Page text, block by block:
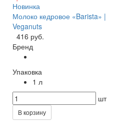
Новинка
Молоко кедровое «Barista» |
Veganuts
416 руб.
Бренд
Упаковка
1 л
шт
В корзину